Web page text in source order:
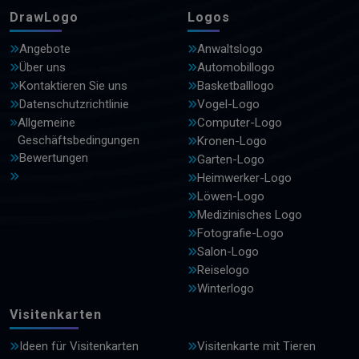
DrawLogo
Angebote
Über uns
Kontaktieren Sie uns
Datenschutzrichtlinie
Allgemeine
Geschäftsbedingungen
Bewertungen
Logos
Anwaltslogo
Automobillogo
Basketballlogo
Vogel-Logo
Computer-Logo
Kronen-Logo
Garten-Logo
Heimwerker-Logo
Löwen-Logo
Medizinisches Logo
Fotografie-Logo
Salon-Logo
Reiselogo
Winterlogo
Visitenkarten
Ideen für Visitenkarten Visitenkarte mit Tieren